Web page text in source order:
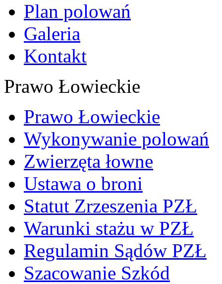
Plan polowań
Galeria
Kontakt
Prawo Łowieckie
Prawo Łowieckie
Wykonywanie polowań
Zwierzęta łowne
Ustawa o broni
Statut Zrzeszenia PZŁ
Warunki stażu w PZŁ
Regulamin Sądów PZŁ
Szacowanie Szkód